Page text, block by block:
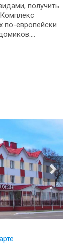
получить
по-европейски